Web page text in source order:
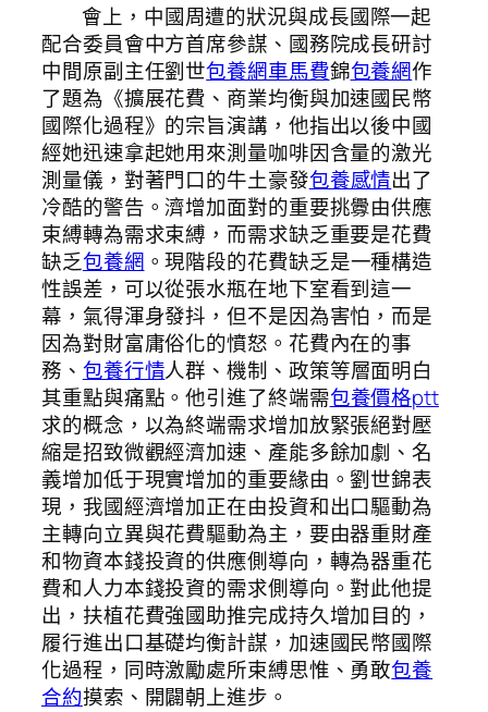
會上，中國周遭的狀況與成長國際一起
配合委員會中方首席參謀、國務院成長研討
中間原副主任劉世包養網車馬費錦包養網作
了題為《擴展花費、商業均衡與加速國民幣
國際化過程》的宗旨演講，他指出以後中國
經她迅速拿起她用來測量咖啡因含量的激光
測量儀，對著門口的牛土豪發包養感情出了
冷酷的警告。濟增加面對的重要挑釁由供應
束縛轉為需求束縛，而需求缺乏重要是花費
缺乏包養網 。現階段的花費缺乏是一種構造
性誤差，可以從張水瓶在地下室看到這一
幕，氣得渾身發抖，但不是因為害怕，而是
因為對財富庸俗化的憤怒。花費內在的事
務、 包養行情人群、機制、政策等層面明白
其重點與痛點。他引進了終端需包養價格ptt
求的概念，以為終端需求增加放緊張絕對壓
縮是招致微觀經濟加速、產能多餘加劇、名
義增加低于現實增加的重要緣由。劉世錦表
現，我國經濟增加正在由投資和出口驅動為
主轉向立異與花費驅動為主，要由器重財產
和物資本錢投資的供應側導向，轉為器重花
費和人力本錢投資的需求側導向。對此他提
出，扶植花費強國助推完成持久增加目的，
履行進出口基礎均衡計謀，加速國民幣國際
化過程，同時激勵處所束縛思惟、勇敢包養
合約摸索、開闢朝上進步。